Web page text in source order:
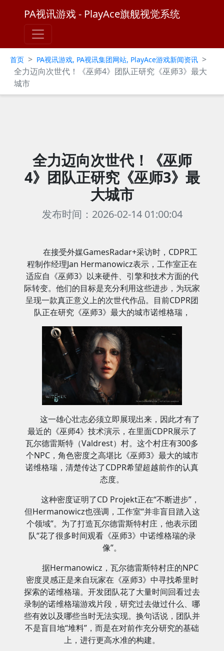
PA视讯游戏 - PlayAce旗舰视觉系统
首页 > PA视讯游戏, PA视讯集团网站, PlayAce游戏新闻资讯 >
全力迈向次世代！《巫师4》团队正研究《巫师3》最大
城市
全力迈向次世代！《巫师
4》团队正研究《巫师3》最
大城市
发布时间：2026-02-14 01:00:04
在接受外媒GamesRadar+采访时，CDPR工
程制作经理Jan Hermanowicz表示，工作室正在
适应自《巫师3》以来硬件、引擎和技术方面的代
际转变。他们的目标是充分利用这些进步，为玩家
呈现一款真正意义上的次世代作品。目前CDPR团
队正在研究《巫师3》最大的城市诺维格瑞，
这一雄心壮志必须立即展现出来，因此才有了
最近的《巫师4》技术演示，在里面CDPR展示了
瓦尔德雷斯特（Valdrest）村。这个村庄有300多
个NPC，角色密度之高堪比《巫师3》最大的城市
诺维格瑞，清楚传达了CDPR希望超越前作的认真
态度。
这种密度证明了CD Projekt正在“不断进步”，
但Hermanowicz也强调，工作室“并非盲目踏入这
个领域”。为了打造瓦尔德雷斯特村庄，他表示团
队“花了很多时间观看《巫师3》中诺维格瑞的录
像”。
据Hermanowicz，瓦尔德雷斯特村庄的NPC
密度灵感正是来自玩家在《巫师3》中寻找希里时
探索的诺维格瑞。开发团队花了大量时间回看过去
录制的诺维格瑞游戏片段，研究过去做过什么、哪
些有效以及哪些当时无法实现。换句话说，团队并
不是盲目地“堆料”，而是在对前作充分研究的基础
上，进行更高水准的构建。